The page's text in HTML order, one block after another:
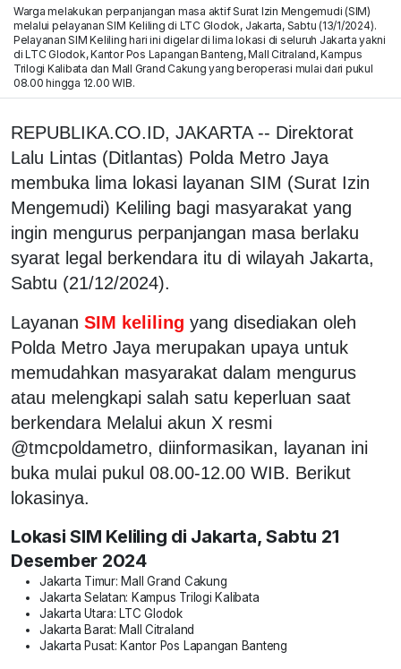
Warga melakukan perpanjangan masa aktif Surat Izin Mengemudi (SIM)
melalui pelayanan SIM Keliling di LTC Glodok, Jakarta, Sabtu (13/1/2024).
Pelayanan SIM Keliling hari ini digelar di lima lokasi di seluruh Jakarta yakni
di LTC Glodok, Kantor Pos Lapangan Banteng, Mall Citraland, Kampus
Trilogi Kalibata dan Mall Grand Cakung yang beroperasi mulai dari pukul
08.00 hingga 12.00 WIB.
REPUBLIKA.CO.ID, JAKARTA -- Direktorat
Lalu Lintas (Ditlantas) Polda Metro Jaya
membuka lima lokasi layanan SIM (Surat Izin
Mengemudi) Keliling bagi masyarakat yang
ingin mengurus perpanjangan masa berlaku
syarat legal berkendara itu di wilayah Jakarta,
Sabtu (21/12/2024).
Layanan SIM keliling yang disediakan oleh
Polda Metro Jaya merupakan upaya untuk
memudahkan masyarakat dalam mengurus
atau melengkapi salah satu keperluan saat
berkendara Melalui akun X resmi
@tmcpoldametro, diinformasikan, layanan ini
buka mulai pukul 08.00-12.00 WIB. Berikut
lokasinya.
Lokasi SIM Keliling di Jakarta, Sabtu 21
Desember 2024
Jakarta Timur: Mall Grand Cakung
Jakarta Selatan: Kampus Trilogi Kalibata
Jakarta Utara: LTC Glodok
Jakarta Barat: Mall Citraland
Jakarta Pusat: Kantor Pos Lapangan Banteng